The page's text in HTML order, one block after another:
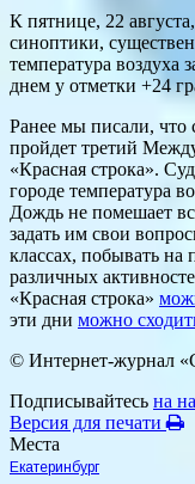
К пятнице, 22
синоптики,
температура воздуха
днем у отметки +24
Ранее мы писали, что
пройдет третий
«Красная строка».
городе температура
Дождь не помешает
задать им свои
классах, побывать на
различных
«Красная строка»
эти дни можно
© Интернет-журнал
Подписывайтесь на
Версия для печати
Места
Екатеринбург